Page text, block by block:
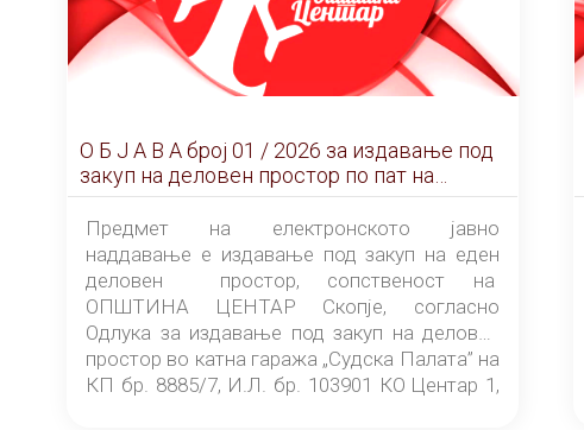
О Б Ј А В А брoj 01 / 2026 за издавање под
закуп на деловен простор по пат на
ЕЛЕКТРОНСКО ЈАВНО НАДДАВАЊЕ
Предмет на електронското јавно
наддавање е издавање под закуп на еден
деловен простор, сопственост на
ОПШТИНА ЦЕНТАР Скопје, согласно
Одлука за издавање под закуп на деловен
простор во катна гаража „Судска Палата” на
КП бр. 8885/7, И.Л. бр. 103901 КО Центар 1,